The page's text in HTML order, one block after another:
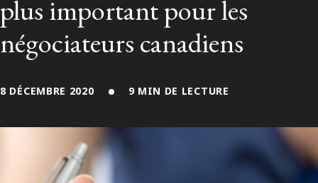
Contactez-nous
ENGLISH
plus important pour les
négociateurs canadiens
8 DÉCEMBRE 2020 9 MIN DE LECTURE